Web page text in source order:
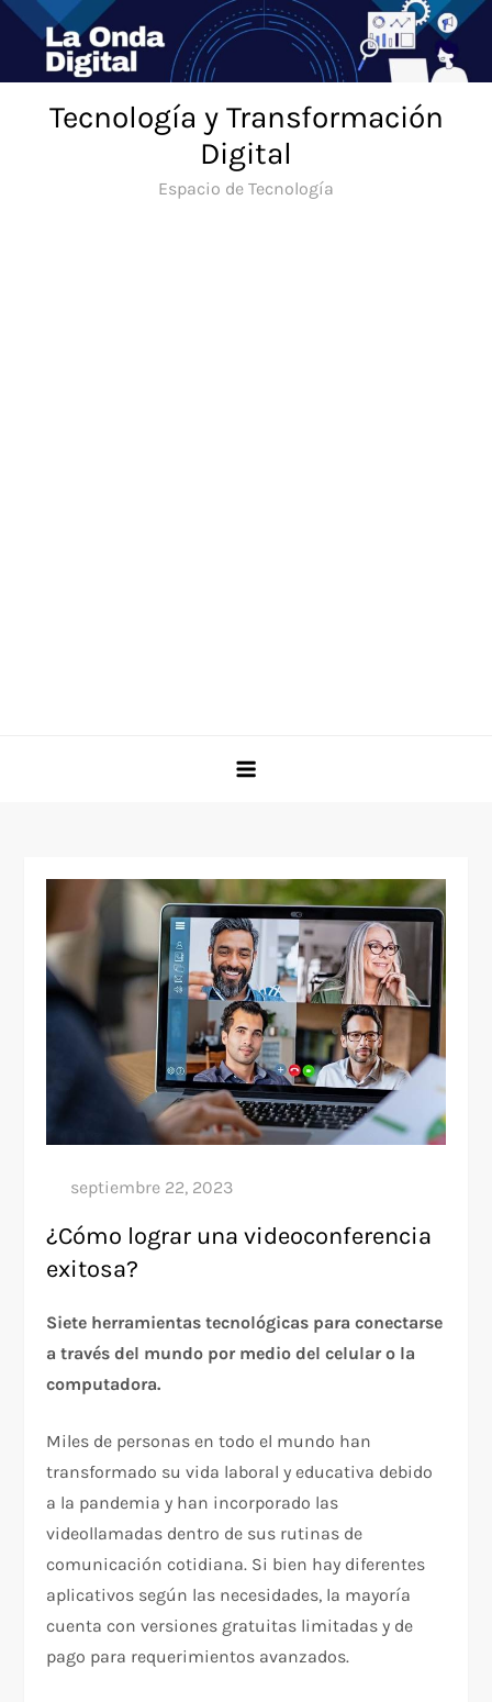
Saltar
contenido
Tecnología y Transformación
Digital
Espacio de Tecnología
¿Cómo lograr una videoconferencia
exitosa?
Siete herramientas tecnológicas para conectarse
a través del mundo por medio del celular o la
computadora.
Miles de personas en todo el mundo han
transformado su vida laboral y educativa debido
a la pandemia y han incorporado las
videollamadas dentro de sus rutinas de
comunicación cotidiana. Si bien hay diferentes
aplicativos según las necesidades, la mayoría
cuenta con versiones gratuitas limitadas y de
pago para requerimientos avanzados.